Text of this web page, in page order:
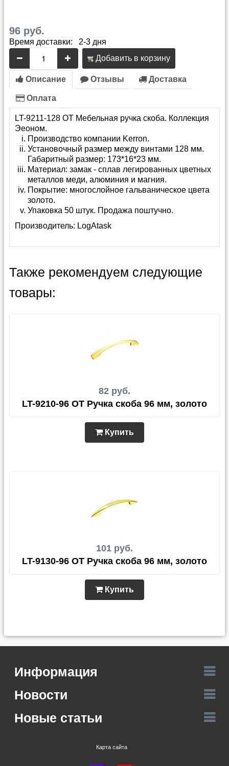
96 руб.
Время доставки: 2-3 дня
Добавить в корзину
Описание Отзывы Доставка
Оплата
LT-9211-128 OT Мебельная ручка скоба. Коллекция
Эеоном.
Производство компании Kerron.
Установочный размер между винтами 128 мм.
Габаритный размер: 173*16*23 мм.
Материал: замак - сплав легированных цветных
металлов меди, алюминия и магния.
Покрытие: многослойное гальваническое цвета
золото.
Упаковка 50 штук. Продажа поштучно.
Производитель: LogAtask
Также рекомендуем следующие
товары:
82 руб.
LT-9210-96 OT Ручка скоба 96 мм, золото
Купить
101 руб.
LT-9130-96 OT Ручка скоба 96 мм, золото
Купить
Информация
Новости
Новые статьи
Карта сайта